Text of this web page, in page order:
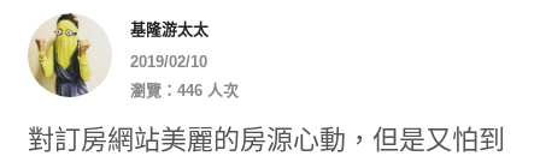
基隆游太太
2019/02/10
瀏覽：446 人次
對訂房網站美麗的房源心動，但是又怕到